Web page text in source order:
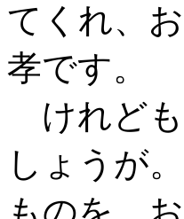
てくれ、
孝です。
けれども
しょうが